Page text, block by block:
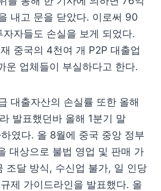
내고 문을 닫았다. 이로써 90
자들도 손실을 보게 되었다.
중국의 4천여 개 P2P 대출업
운 업체들이 부실하다고 한다.
대출자산의 손실률 또한 올해
발표했던바 올해 1분기 말
였다. 올 8월에 중국 중앙 정부
대상으로 불법 영업 및 판매 가
조달 방식, 수신업 불가, 일 인당
제 가이드라인을 발표했다. 올